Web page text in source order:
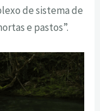
de sistema de
e pastos”.